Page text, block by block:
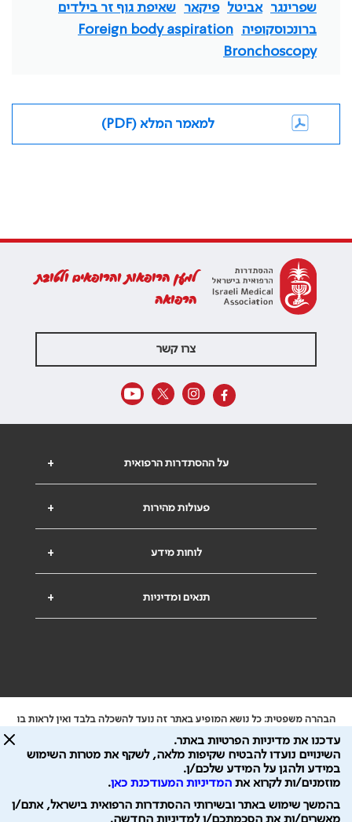
שפרינגר
אביטל פיקאר
שאיפת גוף זר בילדים
ברונכוסקופיה
Foreign body aspiration
Bronchoscopy
למאמר המלא (PDF)
למען הרופאות והרופאים ולטובת
הרפואה
צרו קשר
+ על ההסתדרות הרפואית
+ פעולות מהירות
+ לוחות מידע
+ תנאים ומדיניות
הבהרה משפטית: כל נושא המופיע באתר זה נועד להשכלה בלבד ואין לראות בו
שעלול להיגרם.
ידוע לי שהר"י אוספת ושומרת מידע אישי לצורך מתן השרות וכי חלק ממנו עשוי
להיות מועבר לצדדים שלישיים, הכל בכפוף ל
כל הזכויות על המידע באתר שייכות להסתדרות הרפואית בישראל.
פיתוח ע"י עיצוב ע"י
עדכנו את מדיניות הפרטיות באתר.
השינויים נועדו להבטיח שקיפות מלאה, לשקף את מטרות השימוש
במידע ולהגן על המידע שלכם/ן.
מוזמנים/ות לקרוא את המדיניות המעודכנת כאן.
בהמשך שימוש באתר ובשירותי ההסתדרות הרפואית בישראל, אתם/ן